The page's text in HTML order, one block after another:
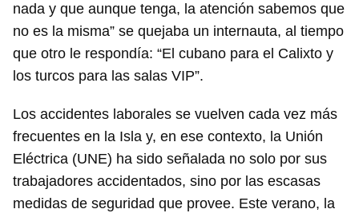
nada y que aunque tenga, la atención sabemos que
no es la misma” se quejaba un internauta, al tiempo
que otro le respondía: “El cubano para el Calixto y
los turcos para las salas VIP”.
Los accidentes laborales se vuelven cada vez más
frecuentes en la Isla y, en ese contexto, la Unión
Eléctrica (UNE) ha sido señalada no solo por sus
trabajadores accidentados, sino por las escasas
medidas de seguridad que provee. Este verano, la